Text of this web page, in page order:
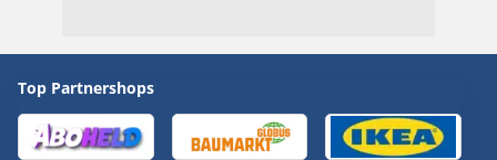
Top Partnershops